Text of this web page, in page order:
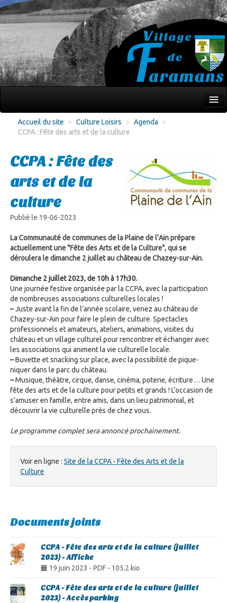
Écoles Jeunesse
Culture Loisirs
Associations
Environnement
Infos pratiques
Accueil du site > Culture Loisirs > Agenda
>
CCPA : Fête des arts et de la culture
CCPA : Fête des
arts et de la
culture
Publié le 19-06-2023
La Communauté de communes de la Plaine de l’Ain prépare
actuellement une "Fête des Arts et de la Culture", qui se
déroulera le dimanche 2 juillet au château de Chazey-sur-Ain.
Dimanche 2 juillet 2023, de 10h à 17h30.
Une journée festive organisée par la CCPA, avec la participation
de nombreuses associations culturelles locales !
–Juste avant la fin de l’année scolaire, venez au château de
Chazey-sur-Ain pour faire le plein de culture. Spectacles
professionnels et amateurs, ateliers, animations, visites du
château et un village culturel pour rencontrer et échanger avec
les associations qui animent la vie culturelle locale.
–Buvette et snacking sur place, avec la possibilité de pique-
niquer dans le parc du château.
–Musique, théâtre, cirque, danse, cinéma, poterie, écriture… Une
fête des arts et de la culture pour petits et grands ! L’occasion de
s’amuser en famille, entre amis, dans un lieu patrimonial, et
découvrir la vie culturelle près de chez vous.
Le programme complet sera annoncé prochainement.
Voir en ligne : Site de la CCPA - Fête des Arts et de la
Culture
Documents joints
CCPA - Fête des arts et de la culture (juillet
2023) - Affiche
19 juin 2023 - PDF - 105.2 kio
CCPA - Fête des arts et de la culture (juillet
2023) - Accès parking